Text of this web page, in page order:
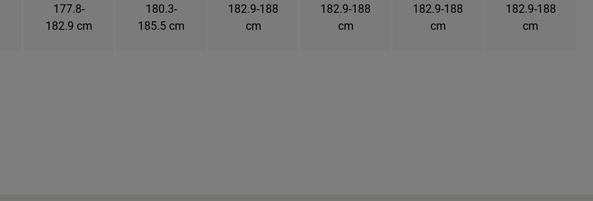
177.8-
182.9 cm
180.3-
185.5 cm
182.9-188
cm
182.9-188
cm
182.9-188
cm
182.9-188
cm